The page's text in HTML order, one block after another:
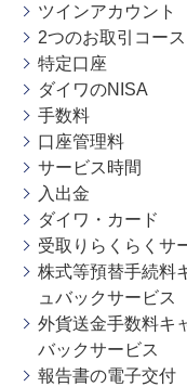
ツインアカウント
2つのお取引コース
特定口座
ダイワのNISA
手数料
口座管理料
サービス時間
入出金
ダイワ・カード
受取りらくらくサ
株式等預替手続料
ュバックサービス
外貨送金手数料キ
バックサービス
報告書の電子交付